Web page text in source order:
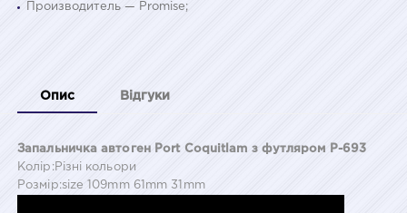
Производитель — Promise;
Опис Відгуки
Запальничка автоген Port Coquitlam з футляром P-693
Колір:Різні кольори
Розмір:size 109mm 61mm 31mm